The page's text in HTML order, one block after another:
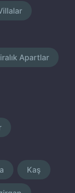
Apartlar
Kaş